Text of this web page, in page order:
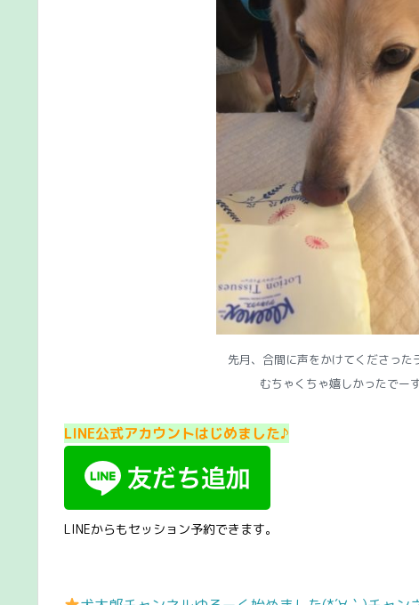
先月、合間に声をかけてくださった
むちゃくちゃ嬉しかったでー
LINE公式アカウントはじめました♪
LINEからもセッション予約できます。